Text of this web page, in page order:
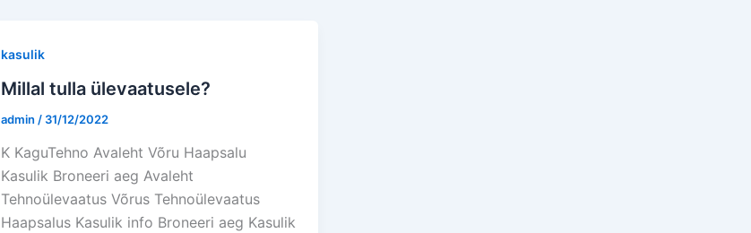
kasulik
Millal tulla ülevaatusele?
admin / 31/12/2022
K KaguTehno Avaleht Võru Haapsalu
Kasulik Broneeri aeg Avaleht
Tehnoülevaatus Võrus Tehnoülevaatus
Haapsalus Kasulik info Broneeri aeg Kasulik